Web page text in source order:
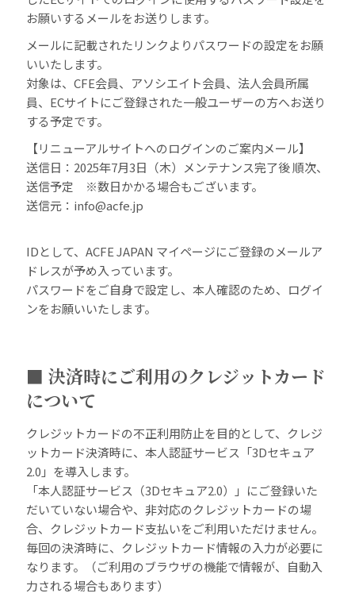
お願いするメールをお送りします。
メールに記載されたリンクよりパスワードの設定をお願
いいたします。
対象は、CFE会員、アソシエイト会員、法人会員所属
員、ECサイトにご登録された一般ユーザーの方へお送り
する予定です。
【リニューアルサイトへのログインのご案内メール】
送信日：2025年7月3日（木）メンテナンス完了後 順次、
送信予定 ※数日かかる場合もございます。
送信元：info@acfe.jp
IDとして、ACFE JAPAN マイページにご登録のメールア
ドレスが予め入っています。
パスワードをご自身で設定し、本人確認のため、ログイ
ンをお願いいたします。
■ 決済時にご利用のクレジットカード
について
クレジットカードの不正利用防止を目的として、クレジ
ットカード決済時に、本人認証サービス「3Dセキュア
2.0」を導入します。
「本人認証サービス（3Dセキュア2.0）」にご登録いた
だいていない場合や、非対応のクレジットカードの場
合、クレジットカード支払いをご利用いただけません。
毎回の決済時に、クレジットカード情報の入力が必要に
なります。（ご利用のブラウザの機能で情報が、自動入
力される場合もあります）